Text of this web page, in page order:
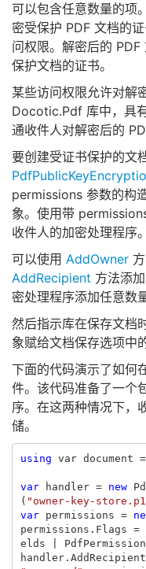
可以包含任意数量的项
密受保护 PDF 文档的
问权限。解密后的
保护文档的证书。
某些访问权限允许对解
Docotic.Pdf 库中，具
通收件人对解密后的
要创建受证书保护的文
permissions 参数的构
象。使用带
收件人的加密处理程序。
可以使用 AddOwner
AddRecipient 方法添
密处理程序添加任意数
然后指示库在保存文档
象赋给文档保存选项中
下面的代码演示了如何
件。该代码准备了一个
序。在这两种情况下，
储。
using var document =
var handler = new
( "owner-key-
var
permissions =
permissions . Flags =
elds
handler. AddRecipient